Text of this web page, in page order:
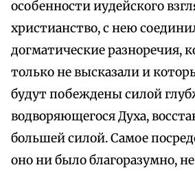
особенности иудейского
христианство, с нею
догматические разноречия,
только не высказали и
будут побеждены силой
водворяющегося Духа,
большей силой. Самое
оно ни было благоразумно,